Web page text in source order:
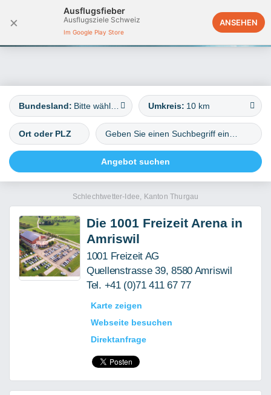
×
Ausflugsfieber
Ausflugsziele Schweiz
Im Google Play Store
ANSEHEN
Österreich
Bundesland: Umkreis: 10 km
Schlechtwetter-Idee, Kanton Thurgau
Die 1001 Freizeit Arena in
Amriswil
1001 Freizeit AG
Quellenstrasse 39, 8580 Amriswil
Tel. +41 (0)71 411 67 77
Karte zeigen
Webseite besuchen
Direktanfrage